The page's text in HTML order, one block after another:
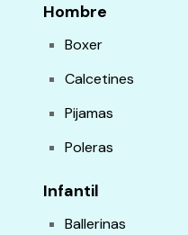
Hombre
Boxer
Calcetines
Pijamas
Poleras
Infantil
Ballerinas